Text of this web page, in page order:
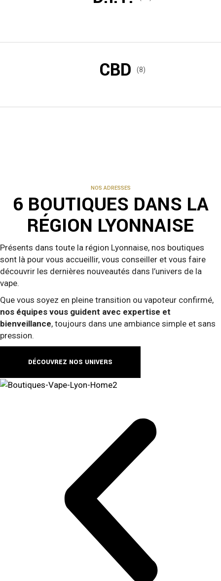
CBD (8)
NOS ADRESSES
6 BOUTIQUES DANS LA
RÉGION LYONNAISE
Présents dans toute la région Lyonnaise, nos boutiques
sont là pour vous accueillir, vous conseiller et vous faire
découvrir les dernières nouveautés dans l’univers de la
vape.
Que vous soyez en pleine transition ou vapoteur confirmé,
nos équipes vous guident avec expertise et
bienveillance, toujours dans une ambiance simple et sans
pression.
DÉCOUVREZ NOS UNIVERS